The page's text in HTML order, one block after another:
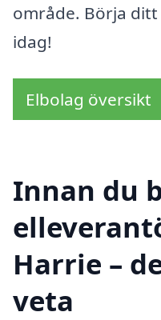
område. Börja
idag!
Elbolag översikt
Innan du
Harrie –
veta